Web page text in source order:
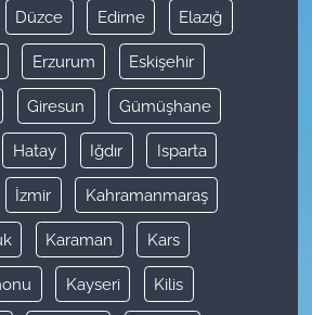
Düzce Edirne Elazığ
Erzurum Eskişehir
Giresun Gümüşhane
Hatay Iğdır Isparta
İzmir Kahramanmaraş
Karaman Kars
Kayseri Kilis